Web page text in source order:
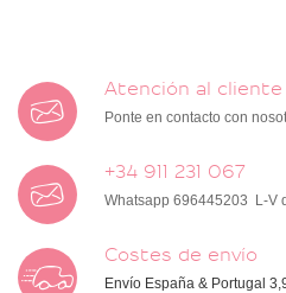
Atención al cliente
Ponte en contacto con
+34 911 231 067
Whatsapp 696445203 L-V
Costes de envío
Envío España & Portugal